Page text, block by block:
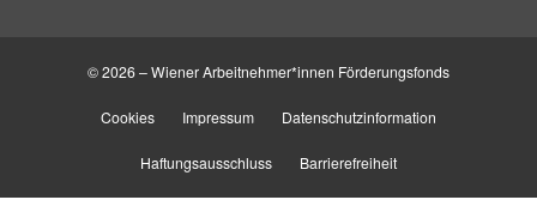
© 2026 – Wiener Arbeitnehmer*innen Förderungsfonds
Cookies Impressum Datenschutzinformation
Haftungsausschluss Barrierefreiheit